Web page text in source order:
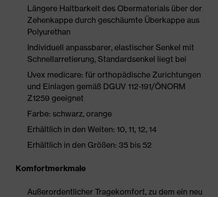
Längere Haltbarkeit des Obermaterials über der
Zehenkappe durch geschäumte Überkappe aus
Polyurethan
Individuell anpassbarer, elastischer Senkel mit
Schnellarretierung, Standardsenkel liegt bei
Uvex medicare: für orthopädische Zurichtungen
und Einlagen gemäß DGUV 112-191/ÖNORM
Z1259 geeignet
Farbe: schwarz, orange
Erhältlich in den Weiten: 10, 11, 12, 14
Erhältlich in den Größen: 35 bis 52
Komfortmerkmale
Außerordentlicher Tragekomfort, zu dem ein neu